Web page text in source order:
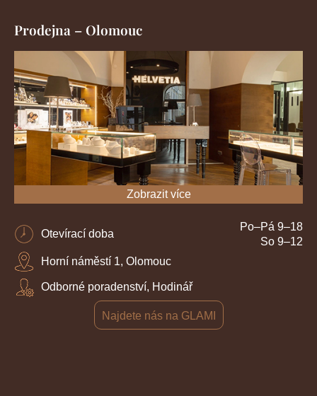
Prodejna – Olomouc
Zobrazit více
Otevírací doba
Po–Pá 9–18
So 9–12
Horní náměstí 1, Olomouc
Odborné poradenství, Hodinář
Najdete nás na GLAMI